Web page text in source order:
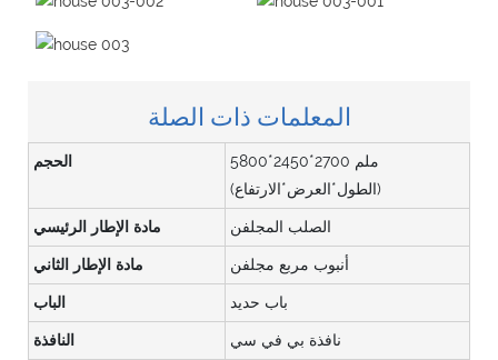
المعلمات ذات الصلة
الحجم
5800*2450*2700 ملم
(الطول*العرض*الارتفاع)
مادة الإطار الرئيسي الصلب المجلفن
مادة الإطار الثاني أنبوب مربع مجلفن
الباب باب حديد
النافذة نافذة بي في سي